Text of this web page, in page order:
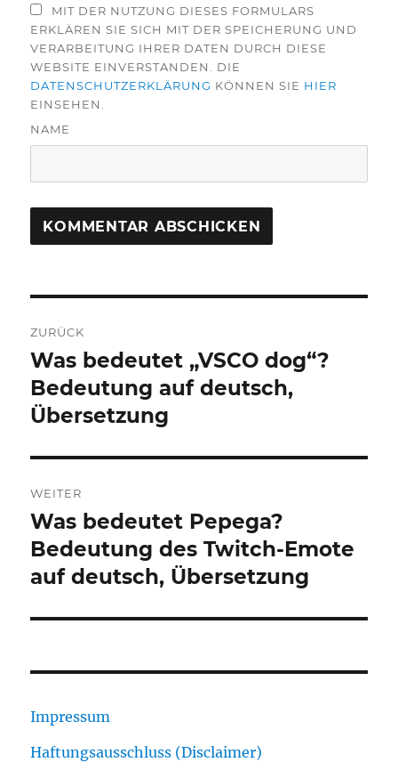
MIT DER NUTZUNG DIESES FORMULARS
ERKLÄREN SIE SICH MIT DER SPEICHERUNG UND
VERARBEITUNG IHRER DATEN DURCH DIESE
WEBSITE EINVERSTANDEN. DIE
DATENSCHUTZERKLÄRUNG KÖNNEN SIE HIER
EINSEHEN.
NAME
ZURÜCK
Vorheriger
Beitrag:
Was bedeutet „VSCO dog“?
Bedeutung auf deutsch,
Übersetzung
WEITER
Nächster
Beitrag:
Was bedeutet Pepega?
Bedeutung des Twitch-Emote
auf deutsch, Übersetzung
Impressum
Haftungsausschluss (Disclaimer)